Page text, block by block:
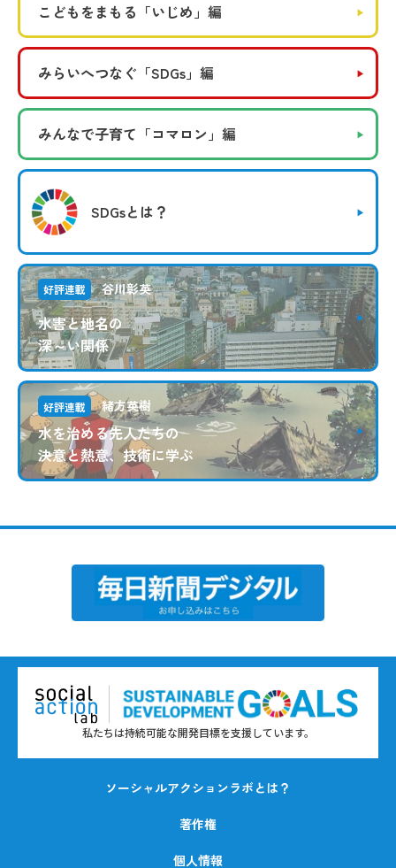
こどもをまもる 「いじめ」編
みらいへつなぐ 「SDGs」編
みんなで子育て 「コマロン」編
SDGsとは？
好評連載 谷川彰英
水害と地名の
深～い関係
好評連載 緒方英樹
水を治める先人たちの
決意と熱意、技術に学ぶ
私たちは持続可能な開発目標を支援しています。
ソーシャルアクションラボとは？
著作権
個人情報